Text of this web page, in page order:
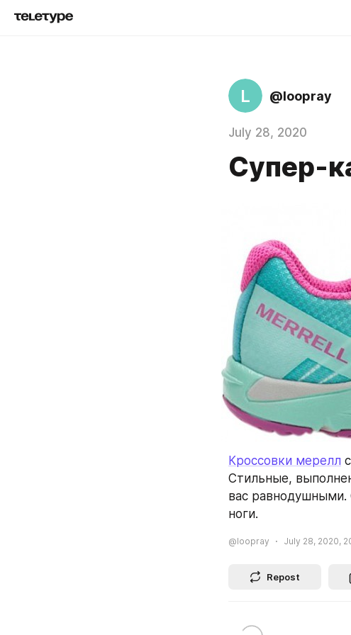
L @loopray
July 28, 2020
Супер-
Кроссовки мерелл
Стильные,
вас равнодушными.
ноги.
@loopray July 28, 2020,
Repost